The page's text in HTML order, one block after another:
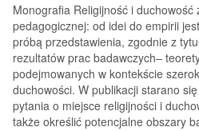
Monografia Religijność i duchowość
pedagogicznej: od idei do empirii
próbą przedstawienia, zgodnie z
rezultatów prac badawczych–
podejmowanych w kontekście
duchowości. W publikacji starano
pytania o miejsce religijności i
także określić potencjalne obszary